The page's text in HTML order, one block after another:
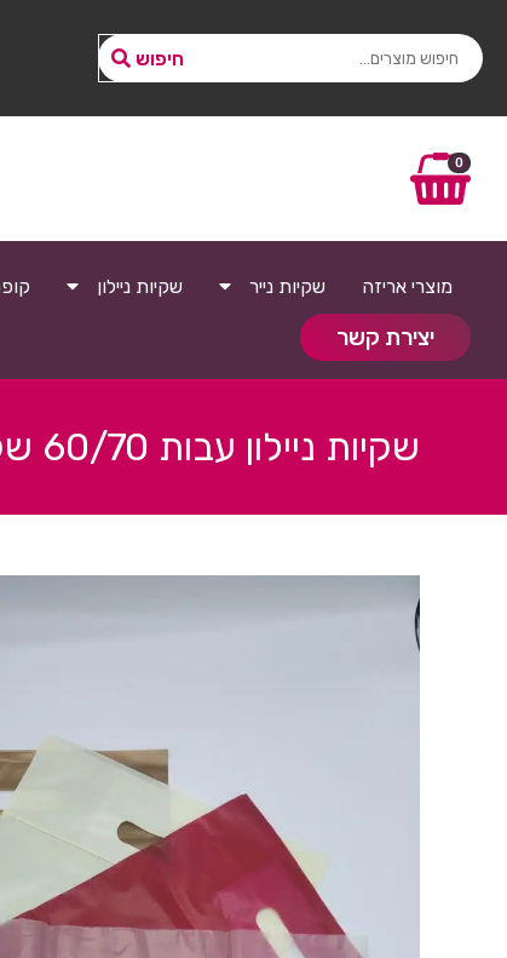
חיפוש
0
מוצרי אריזה שקיות נייר שקיות ניילון
יצירת קשר
שקיות ניילון עבות 60/70 שקוף 100 יח